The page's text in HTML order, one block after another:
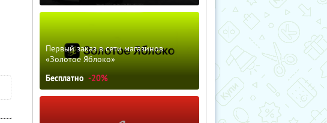
Первый заказ в сети магазинов
«Золотое Яблоко»
Бесплатно -20%